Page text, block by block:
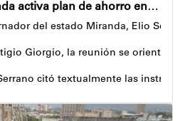
Gobierno de Miranda activa plan de ahorro energético en la entidad
del estado Miranda, Elio
Giorgio, la reunión se orientó al
citó textualmente las
el propósito central de este